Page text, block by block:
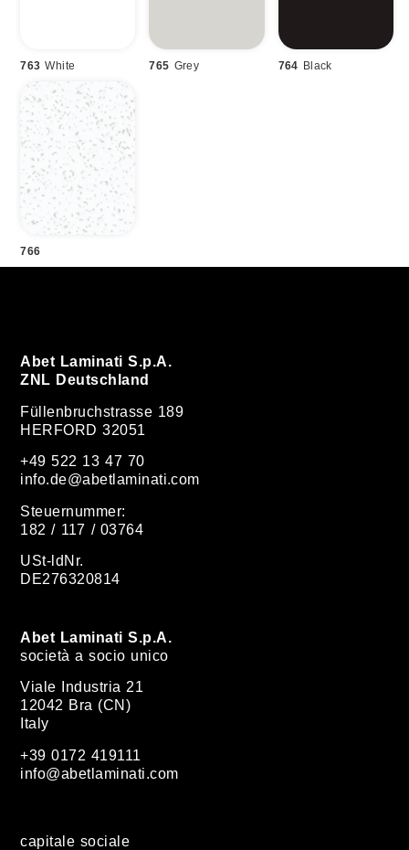
763 White 765 Grey 764 Black
766
Abet Laminati S.p.A.
ZNL Deutschland
Füllenbruchstrasse 189
HERFORD 32051
+49 522 13 47 70
info.de@abetlaminati.com
Steuernummer:
182 / 117 / 03764
USt-ldNr.
DE276320814
Abet Laminati S.p.A.
società a socio unico
Viale Industria 21
12042 Bra (CN)
Italy
+39 0172 419111
info@abetlaminati.com
capitale sociale